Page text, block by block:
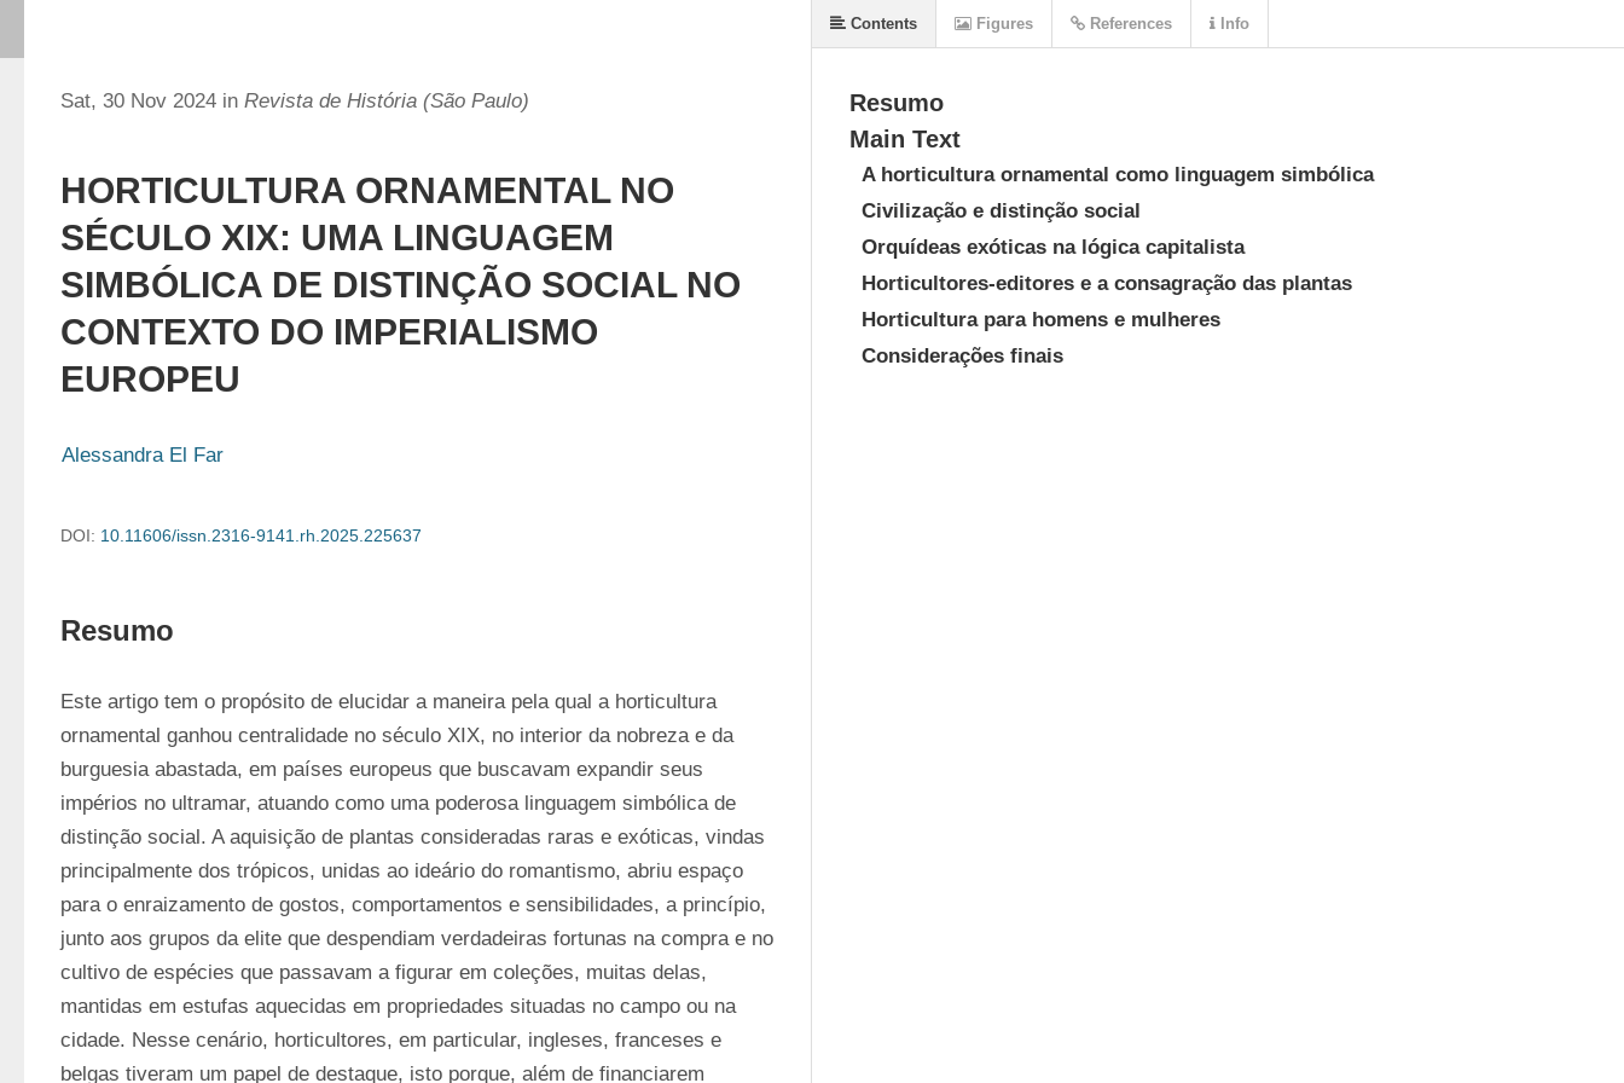
Sat, 30 Nov 2024 in Revista de História (São Paulo)
HORTICULTURA ORNAMENTAL NO
SÉCULO XIX: UMA LINGUAGEM
SIMBÓLICA DE DISTINÇÃO SOCIAL NO
CONTEXTO DO IMPERIALISMO
EUROPEU
Alessandra El Far
DOI: 10.11606/issn.2316-9141.rh.2025.225637
Resumo
Este artigo tem o propósito de elucidar a maneira pela qual a horticultura
ornamental ganhou centralidade no século XIX, no interior da nobreza e da
burguesia abastada, em países europeus que buscavam expandir seus
impérios no ultramar, atuando como uma poderosa linguagem simbólica de
distinção social. A aquisição de plantas consideradas raras e exóticas, vindas
principalmente dos trópicos, unidas ao ideário do romantismo, abriu espaço
para o enraizamento de gostos, comportamentos e sensibilidades, a princípio,
junto aos grupos da elite que despendiam verdadeiras fortunas na compra e no
cultivo de espécies que passavam a figurar em coleções, muitas delas,
mantidas em estufas aquecidas em propriedades situadas no campo ou na
cidade. Nesse cenário, horticultores, em particular, ingleses, franceses e
belgas tiveram um papel de destaque, isto porque, além de financiarem
Resumo
Main Text
A horticultura ornamental como linguagem simbólica
Civilização e distinção social
Orquídeas exóticas na lógica capitalista
Horticultores-editores e a consagração das plantas
Horticultura para homens e mulheres
Considerações finais
Contents Figures References Info